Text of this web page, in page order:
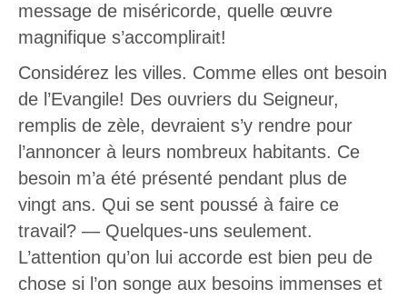
message de miséricorde, quelle œuvre
magnifique s’accomplirait!
Considérez les villes. Comme elles ont besoin
de l’Evangile! Des ouvriers du Seigneur,
remplis de zèle, devraient s’y rendre pour
l’annoncer à leurs nombreux habitants. Ce
besoin m’a été présenté pendant plus de
vingt ans. Qui se sent poussé à faire ce
travail? — Quelques-uns seulement.
L’attention qu’on lui accorde est bien peu de
chose si l’on songe aux besoins immenses et